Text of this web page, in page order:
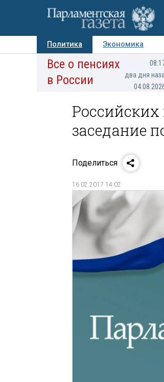
Политика Экономика
Авторы Персоны
Все о пенсиях
в России
два дня
заседание
Поделиться
16.02.2017 14:02